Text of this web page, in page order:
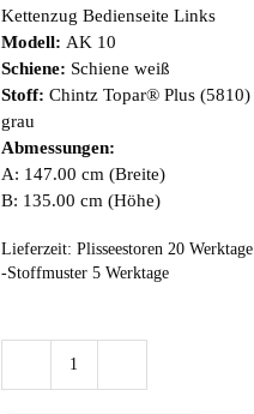
Kettenzug Bedienseite Links
Modell: AK 10
Schiene: Schiene weiß
Stoff: Chintz Topar® Plus (5810)
grau
Abmessungen:
A: 147.00 cm (Breite)
B: 135.00 cm (Höhe)
Lieferzeit: Plisseestoren 20 Werktage
-Stoffmuster 5 Werktage
AK